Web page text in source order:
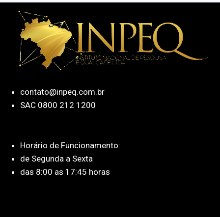
contato@inpeq.com.br
SAC 0800 212 1200
Horário de Funcionamento:
de Segunda a Sexta
das 8:00 as 17:45 horas